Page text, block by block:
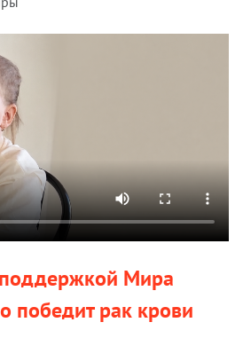
Мира
победит рак крови